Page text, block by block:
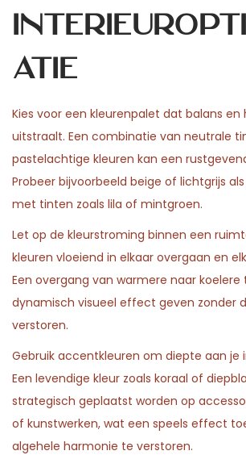
atie
Kies voor een kleurenpalet dat balans en
uitstraalt. Een combinatie van neutrale
pastelachtige kleuren kan een
Probeer bijvoorbeeld beige of lichtgrijs
met tinten zoals lila of mintgroen.
Let op de kleurstroming binnen een
kleuren vloeiend in elkaar overgaan en
Een overgang van warmere naar
dynamisch visueel effect geven zonder
verstoren.
Gebruik accentkleuren om diepte aan je
Een levendige kleur zoals koraal of
strategisch geplaatst worden op
of kunstwerken, wat een speels effect
algehele harmonie te verstoren.